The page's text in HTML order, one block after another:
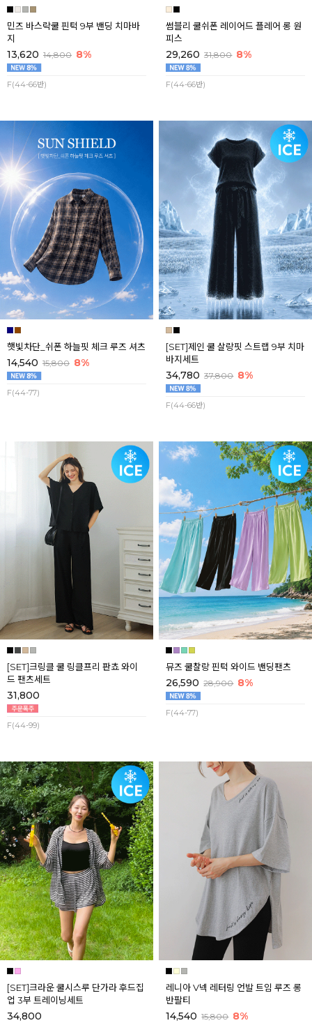
민즈 바스락쿨 핀턱 9부 밴딩 치마바
지
13,620 14,800 8%
F(44-66반)
썸블리 쿨쉬폰 레이어드 플레어 롱 원
피스
29,260 31,800 8%
F(44-66반)
햇빛차단_쉬폰 하늘핏 체크 루즈 셔츠
14,540 15,800 8%
F(44-77)
[SET]제인 쿨 살랑핏 스트랩 9부 치마
바지세트
34,780 37,800 8%
F(44-66반)
[SET]크링클 쿨 링클프리 판쵸 와이
드 팬츠세트
31,800
F(44-99)
뮤즈 쿨찰랑 핀턱 와이드 밴딩팬츠
26,590 28,900 8%
F(44-77)
[SET]크라운 쿨시스루 단가라 후드집
업 3부 트레이닝세트
34,800
레니아 V넥 레터링 언발 트임 루즈 롱
반팔티
14,540 15,800 8%